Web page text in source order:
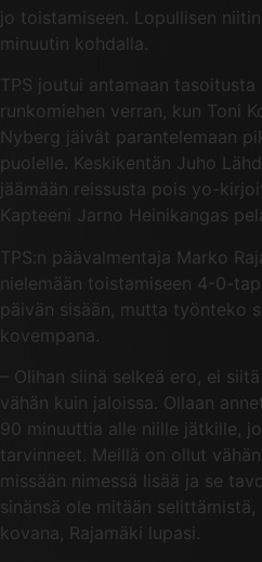
jo toistamiseen. Lopullisen
minuutin kohdalla.
TPS joutui antamaan
runkomiehen verran, kun Toni
Nyberg jäivät parantelemaan
puolelle. Keskikentän Juho
jäämään reissusta pois yo-
Kapteeni Jarno Heinikangas
TPS:n päävalmentaja Marko
nielemään toistamiseen 4-0-
päivän sisään, mutta työnteko
kovempana.
– Olihan siinä selkeä ero, ei
vähän kuin jaloissa. Ollaan
90 minuuttia alle niille jätkille,
tarvinneet. Meillä on ollut
missään nimessä lisää ja se
sinänsä ole mitään
kovana, Rajamäki lupasi.